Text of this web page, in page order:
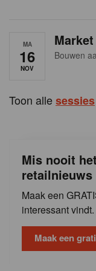
MA
16
NOV
Bouwen
Toon allesessies
Mis nooit
retailnieuws
Maak een
interessant vindt.
Maak een